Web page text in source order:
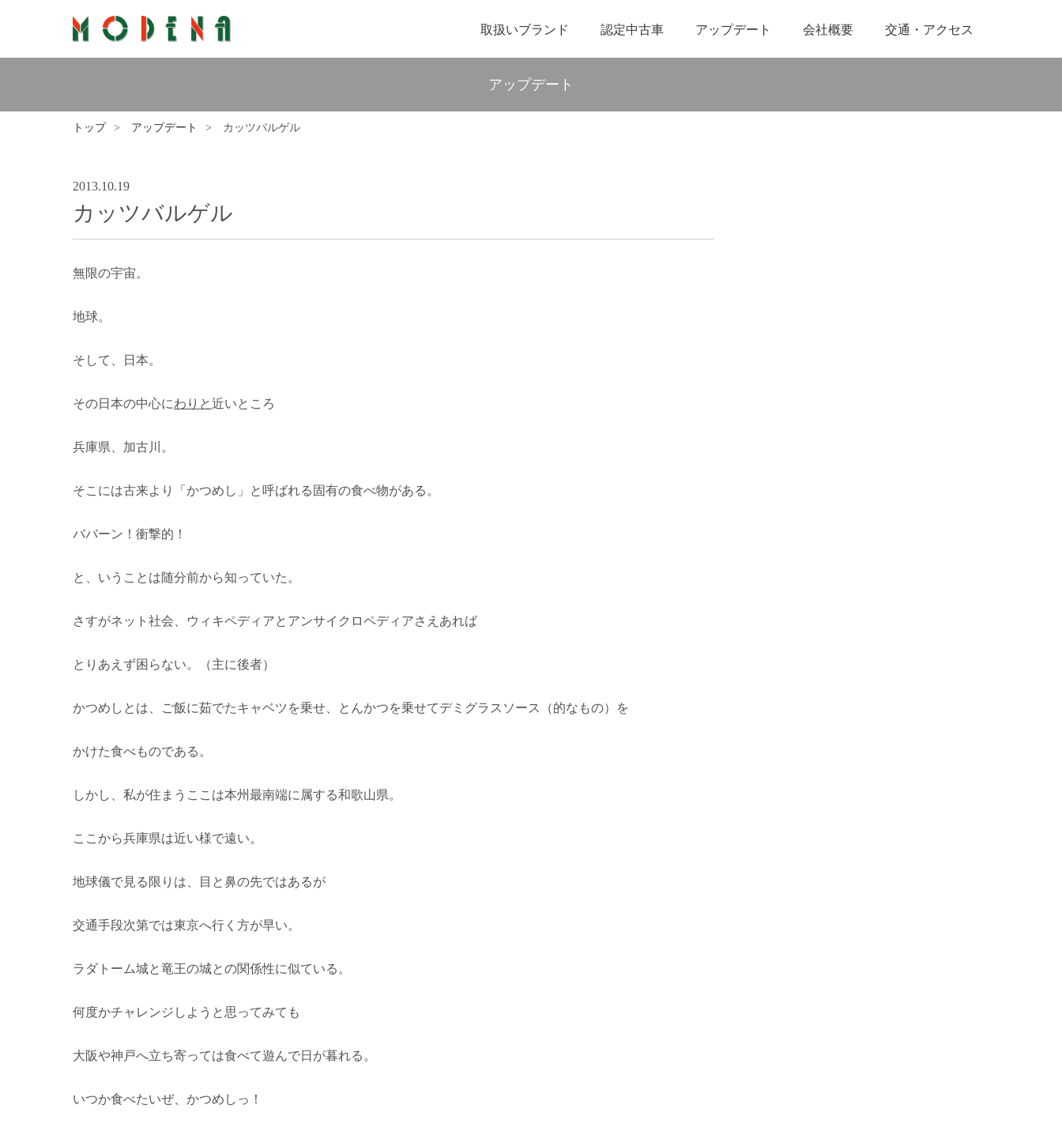
取扱いブランド 認定中古車 アップデート 会社概要 交通・アクセス
アップデート
トップ アップデート カッツバルゲル
2013.10.19
カッツバルゲル
無限の宇宙。
地球。
そして、日本。
その日本の中心にわりと近いところ
兵庫県、加古川。
そこには古来より「かつめし」と呼ばれる固有の食べ物がある。
ババーン！衝撃的！
と、いうことは随分前から知っていた。
さすがネット社会、ウィキペディアとアンサイクロペディアさえあれば
とりあえず困らない。（主に後者）
かつめしとは、ご飯に茹でたキャベツを乗せ、とんかつを乗せてデミグラスソース（的なもの）を
かけた食べものである。
しかし、私が住まうここは本州最南端に属する和歌山県。
ここから兵庫県は近い様で遠い。
地球儀で見る限りは、目と鼻の先ではあるが
交通手段次第では東京へ行く方が早い。
ラダトーム城と竜王の城との関係性に似ている。
何度かチャレンジしようと思ってみても
大阪や神戸へ立ち寄っては食べて遊んで日が暮れる。
いつか食べたいぜ、かつめしっ！